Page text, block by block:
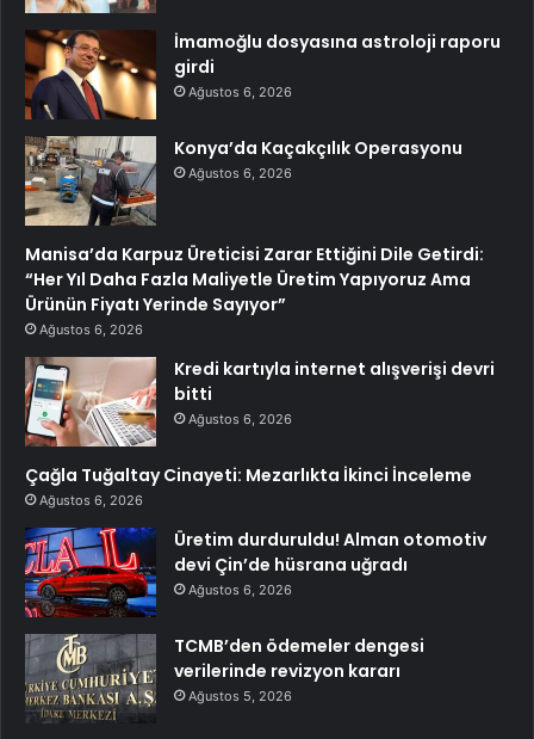
İmamoğlu dosyasına astroloji raporu
girdi
Ağustos 6, 2026
Konya’da Kaçakçılık Operasyonu
Ağustos 6, 2026
Manisa’da Karpuz Üreticisi Zarar Ettiğini Dile Getirdi:
“Her Yıl Daha Fazla Maliyetle Üretim Yapıyoruz Ama
Ürünün Fiyatı Yerinde Sayıyor”
Ağustos 6, 2026
Kredi kartıyla internet alışverişi devri
bitti
Ağustos 6, 2026
Çağla Tuğaltay Cinayeti: Mezarlıkta İkinci İnceleme
Ağustos 6, 2026
Üretim durduruldu! Alman otomotiv
devi Çin’de hüsrana uğradı
Ağustos 6, 2026
TCMB’den ödemeler dengesi
verilerinde revizyon kararı
Ağustos 5, 2026